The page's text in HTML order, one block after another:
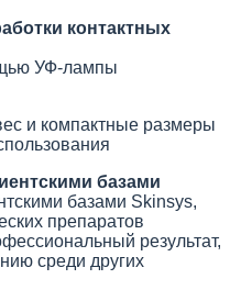
контактных
УФ-лампы
и компактные размеры
базами
базами Skinsys,
препаратов
результат,
среди других